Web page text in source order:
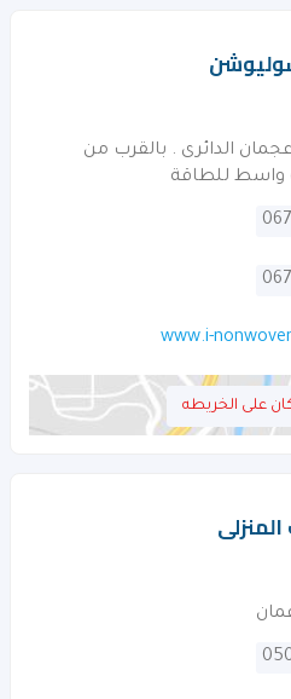
الدائرى . بالقرب من
للطاقة
www.i-
على الخريطه